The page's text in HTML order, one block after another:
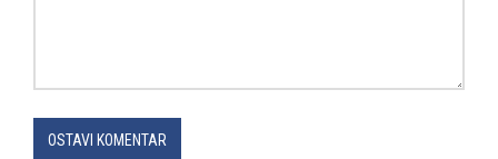
OSTAVI KOMENTAR